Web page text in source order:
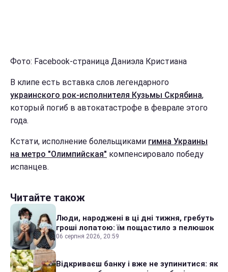
Фото: Facebook-страница Даниэла Кристиана
В клипе есть вставка слов легендарного
украинского рок-исполнителя Кузьмы Скрябина,
который погиб в автокатастрофе в феврале этого
года.
Кстати, исполнение болельщиками гимна Украины
на метро "Олимпийская" компенсировало победу
испанцев.
Читайте також
Люди, народжені в ці дні тижня, гребуть
гроші лопатою: їм пощастило з пелюшок
06 серпня 2026, 20:59
Відкриваєш банку і вже не зупинитися: як